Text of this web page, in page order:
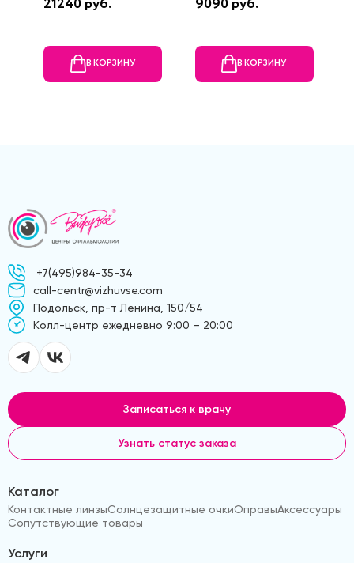
В КОРЗИНУ В КОРЗИНУ
+7(495)984-35-34
call-centr@vizhuvse.com
Подольск, пр-т Ленина, 150/54
Kолл-центр ежедневно 9:00 – 20:00
Записаться к врачу
Узнать статус заказа
Каталог
Контактные линзыСолнцезащитные очкиОправыАксессуары
Сопутствующие товары
Услуги